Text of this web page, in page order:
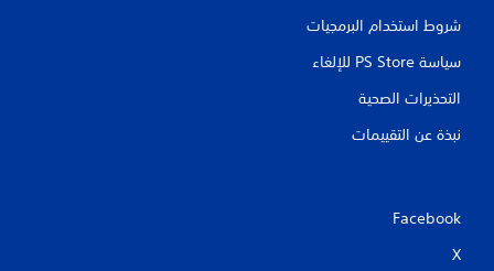
شروط استخدام البرمجيات
سياسة PS Store للإلغاء
التحذيرات الصحية
نبذة عن التقييمات
Facebook
X